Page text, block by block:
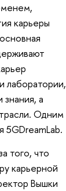
карьеры
лаборатории,
а
Одним
того, что
карьерной
Вышки